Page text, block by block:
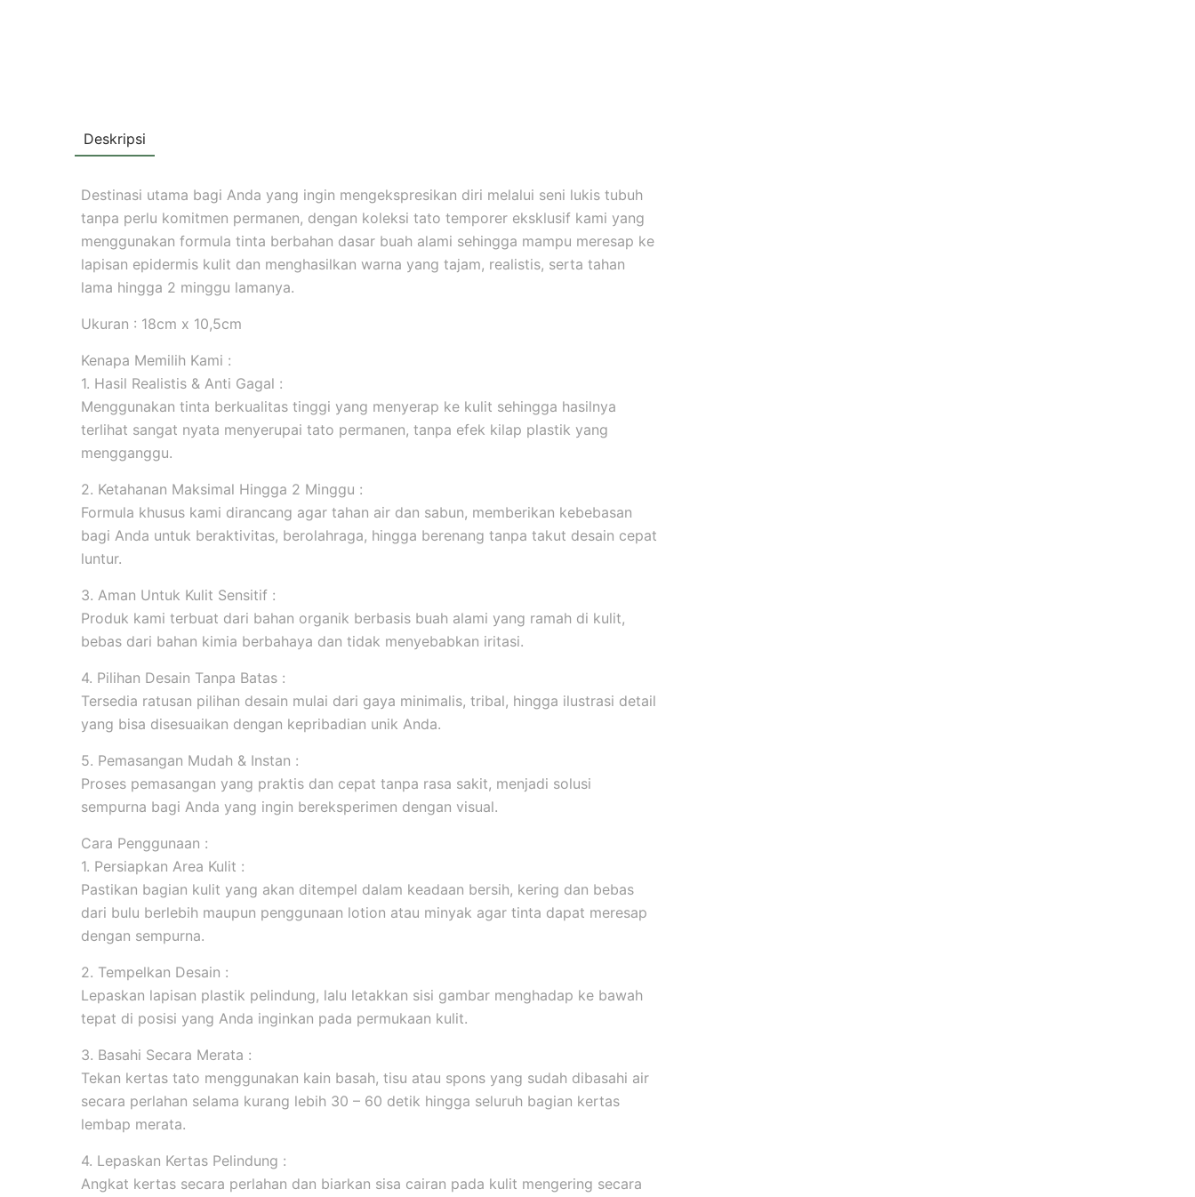
Deskripsi
Destinasi utama bagi Anda yang ingin mengekspresikan diri melalui seni lukis tubuh
tanpa perlu komitmen permanen, dengan koleksi tato temporer eksklusif kami yang
menggunakan formula tinta berbahan dasar buah alami sehingga mampu meresap ke
lapisan epidermis kulit dan menghasilkan warna yang tajam, realistis, serta tahan
lama hingga 2 minggu lamanya.
Ukuran : 18cm x 10,5cm
Kenapa Memilih Kami :
1. Hasil Realistis & Anti Gagal :
Menggunakan tinta berkualitas tinggi yang menyerap ke kulit sehingga hasilnya
terlihat sangat nyata menyerupai tato permanen, tanpa efek kilap plastik yang
mengganggu.
2. Ketahanan Maksimal Hingga 2 Minggu :
Formula khusus kami dirancang agar tahan air dan sabun, memberikan kebebasan
bagi Anda untuk beraktivitas, berolahraga, hingga berenang tanpa takut desain cepat
luntur.
3. Aman Untuk Kulit Sensitif :
Produk kami terbuat dari bahan organik berbasis buah alami yang ramah di kulit,
bebas dari bahan kimia berbahaya dan tidak menyebabkan iritasi.
4. Pilihan Desain Tanpa Batas :
Tersedia ratusan pilihan desain mulai dari gaya minimalis, tribal, hingga ilustrasi detail
yang bisa disesuaikan dengan kepribadian unik Anda.
5. Pemasangan Mudah & Instan :
Proses pemasangan yang praktis dan cepat tanpa rasa sakit, menjadi solusi
sempurna bagi Anda yang ingin bereksperimen dengan visual.
Cara Penggunaan :
1. Persiapkan Area Kulit :
Pastikan bagian kulit yang akan ditempel dalam keadaan bersih, kering dan bebas
dari bulu berlebih maupun penggunaan lotion atau minyak agar tinta dapat meresap
dengan sempurna.
2. Tempelkan Desain :
Lepaskan lapisan plastik pelindung, lalu letakkan sisi gambar menghadap ke bawah
tepat di posisi yang Anda inginkan pada permukaan kulit.
3. Basahi Secara Merata :
Tekan kertas tato menggunakan kain basah, tisu atau spons yang sudah dibasahi air
secara perlahan selama kurang lebih 30 – 60 detik hingga seluruh bagian kertas
lembap merata.
4. Lepaskan Kertas Pelindung :
Angkat kertas secara perlahan dan biarkan sisa cairan pada kulit mengering secara